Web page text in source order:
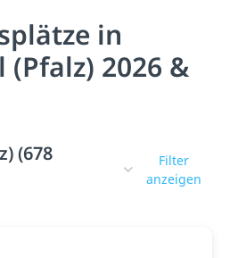
in
2026 &
(678
Filter
anzeigen